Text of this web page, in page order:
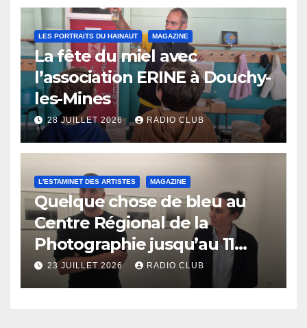
LES PORTRAITS DU HAINAUT MAGAZINE
La fête du miel avec
l’association ERINE à Douchy-
les-Mines
28 JUILLET 2026 RADIO CLUB
L'ESTAMINET DES ARTISTES MAGAZINE
Quelque chose de bleu au
Centre Régional de la
Photographie jusqu’au 11
octobre
23 JUILLET 2026 RADIO CLUB